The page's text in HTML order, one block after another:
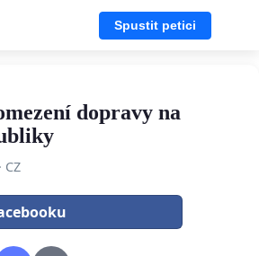
Spustit petici
dopravy na
CZ